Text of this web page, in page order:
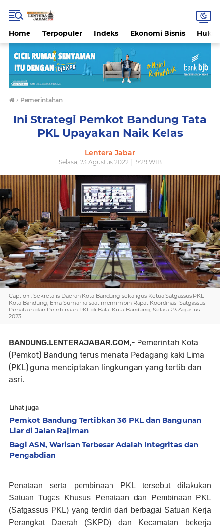
Home Terpopuler Indeks Ekonomi Bisnis
› Pemerintahan
Ini Strategi Pemkot Bandung Tata
PKL Upayakan Naik Kelas
Lentera Jabar
Selasa, 23 Agustus 2022 | 19:29 WIB
Caption : Sekretaris Daerah Kota Bandung sekaligus Ketua Satgassus PKL
Kota Bandung, Ema Sumarna saat memimpin Rapat Koordinasi Satgassus
Penataan dan Pembinaan PKL di Balai Kota Bandung, Selasa 23 Agustus
2023.
BANDUNG.LENTERAJABAR.COM,- Pemerintah Kota
(Pemkot) Bandung terus menata Pedagang kaki Lima
(PKL) guna menciptakan lingkungan yang tertib dan
asri.
Lihat juga
Pemkot Bandung Tertibkan 36 PKL dan Bangunan
Liar di Jalan Rajiman
Bagi ASN, Warisan Terbesar Adalah Integritas dan
Pengabdian
Penataan serta pembinaan PKL tersebut dilakukan
Satuan Tugas Khusus Penataan dan Pembinaan PKL
(Satgassus PKL) yang terdiri dari berbagai Satuan Kerja
Perangkat Daerah (SKPD) dan Kecamatan bekerja